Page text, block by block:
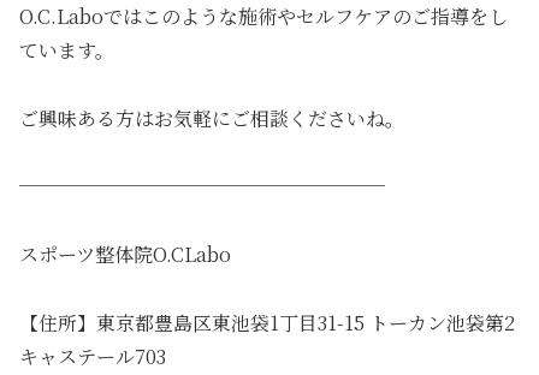
O.C.Laboではこのような施術やセルフケアのご指導をし
ています。
ご興味ある方はお気軽にご相談くださいね。
───────────────────
スポーツ整体院O.CLabo
【住所】東京都豊島区東池袋1丁目31-15 トーカン池袋第2
キャステール703